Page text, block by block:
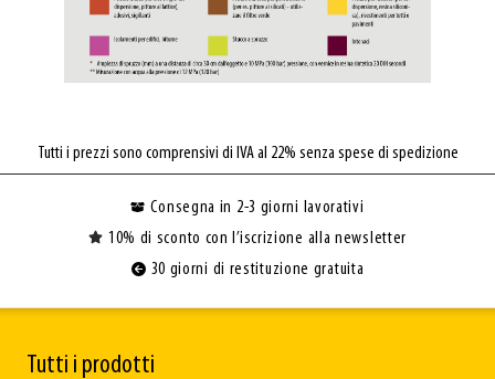
Tutti i prezzi sono comprensivi di IVA al 22% senza spese di spedizione
Consegna in 2-3 giorni lavorativi
10% di sconto con l’iscrizione alla newsletter
30 giorni di restituzione gratuita
Tutti i prodotti